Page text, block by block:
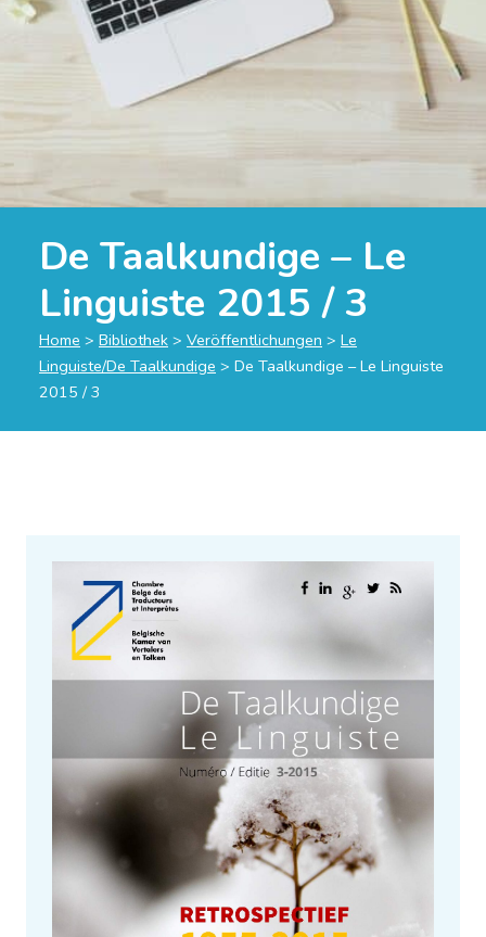
De Taalkundige – Le
Linguiste 2015 / 3
Home > Bibliothek > Veröffentlichungen > Le
Linguiste/De Taalkundige > De Taalkundige – Le Linguiste
2015 / 3